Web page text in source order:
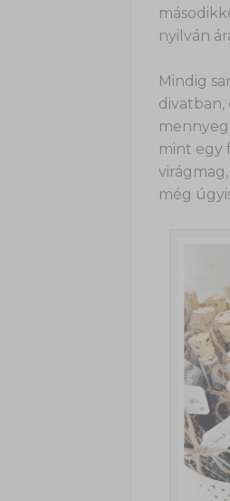
nyilván
Mindig
mint egy
még